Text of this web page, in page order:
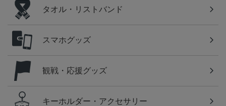
タオル・リストバンド
スマホグッズ
観戦・応援グッズ
キーホルダー・アクセサリー